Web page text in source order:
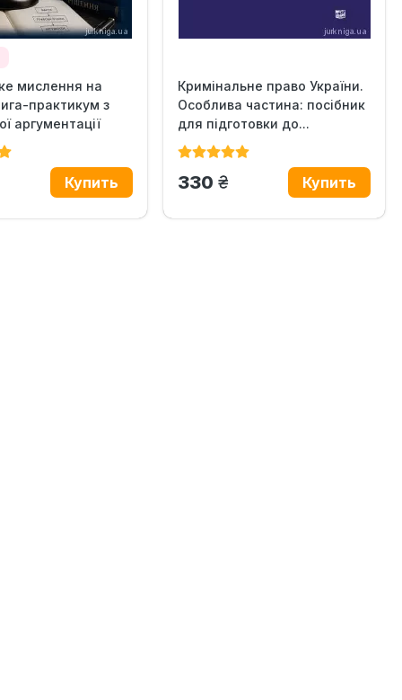
мислення на
практикум з
аргументації
Кримінальне право України.
Особлива частина: посібник
для підготовки до...
330 грн.